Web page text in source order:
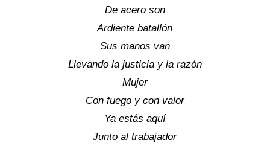
De acero son
Ardiente batallón
Sus manos van
Llevando la justicia y la razón
Mujer
Con fuego y con valor
Ya estás aquí
Junto al trabajador